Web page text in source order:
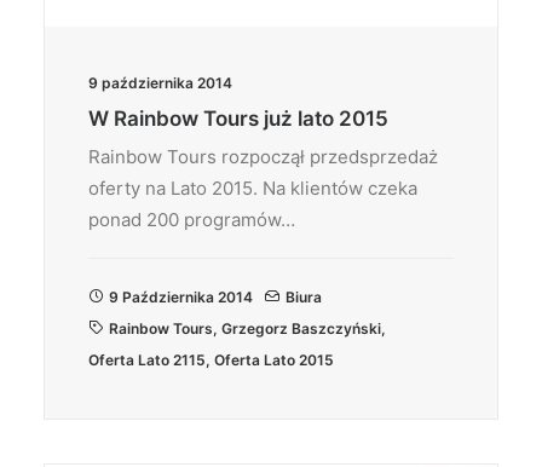
9 października 2014
W Rainbow Tours już lato 2015
Rainbow Tours rozpoczął przedsprzedaż
oferty na Lato 2015. Na klientów czeka
ponad 200 programów…
9 Października 2014
Biura
Rainbow Tours, Grzegorz Baszczyński,
Oferta Lato 2115, Oferta Lato 2015